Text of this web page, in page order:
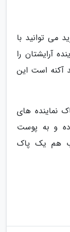
می توانید با
آرایشتان را
آکنه است این
نماینده های
و به پوست
هم یک پاک